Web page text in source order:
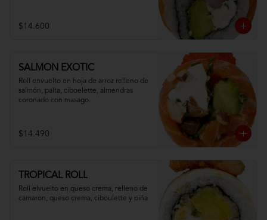
$14.600
SALMON EXOTIC
Roll envuelto en hoja de arroz relleno de
salmón, palta, ciboelette, almendras
coronado con masago.
$14.490
TROPICAL ROLL
Roll elvuelto en queso crema, relleno de
camaron, queso crema, ciboulette y piña